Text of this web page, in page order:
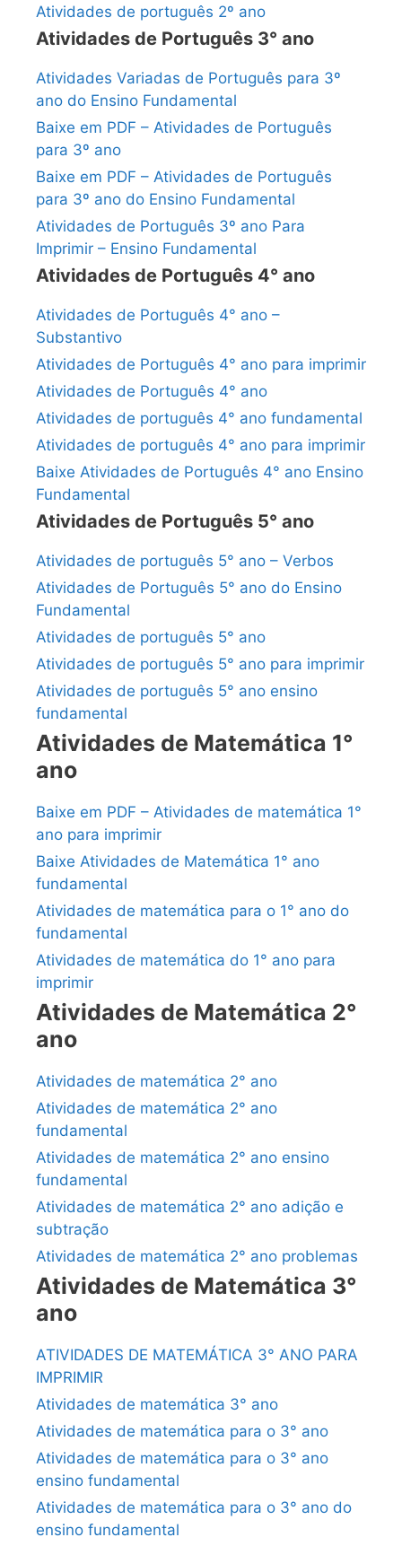
Atividades de português 2º ano
Atividades de Português 3° ano
Atividades Variadas de Português para 3º
ano do Ensino Fundamental
Baixe em PDF – Atividades de Português
para 3º ano
Baixe em PDF – Atividades de Português
para 3º ano do Ensino Fundamental
Atividades de Português 3º ano Para
Imprimir – Ensino Fundamental
Atividades de Português 4° ano
Atividades de Português 4° ano –
Substantivo
Atividades de Português 4° ano para imprimir
Atividades de Português 4° ano
Atividades de português 4° ano fundamental
Atividades de português 4° ano para imprimir
Baixe Atividades de Português 4° ano Ensino
Fundamental
Atividades de Português 5° ano
Atividades de português 5° ano – Verbos
Atividades de Português 5° ano do Ensino
Fundamental
Atividades de português 5° ano
Atividades de português 5° ano para imprimir
Atividades de português 5° ano ensino
fundamental
Atividades de Matemática 1°
ano
Baixe em PDF – Atividades de matemática 1°
ano para imprimir
Baixe Atividades de Matemática 1° ano
fundamental
Atividades de matemática para o 1° ano do
fundamental
Atividades de matemática do 1° ano para
imprimir
Atividades de Matemática 2°
ano
Atividades de matemática 2° ano
Atividades de matemática 2° ano
fundamental
Atividades de matemática 2° ano ensino
fundamental
Atividades de matemática 2° ano adição e
subtração
Atividades de matemática 2° ano problemas
Atividades de Matemática 3°
ano
ATIVIDADES DE MATEMÁTICA 3° ANO PARA
IMPRIMIR
Atividades de matemática 3° ano
Atividades de matemática para o 3° ano
Atividades de matemática para o 3° ano
ensino fundamental
Atividades de matemática para o 3° ano do
ensino fundamental